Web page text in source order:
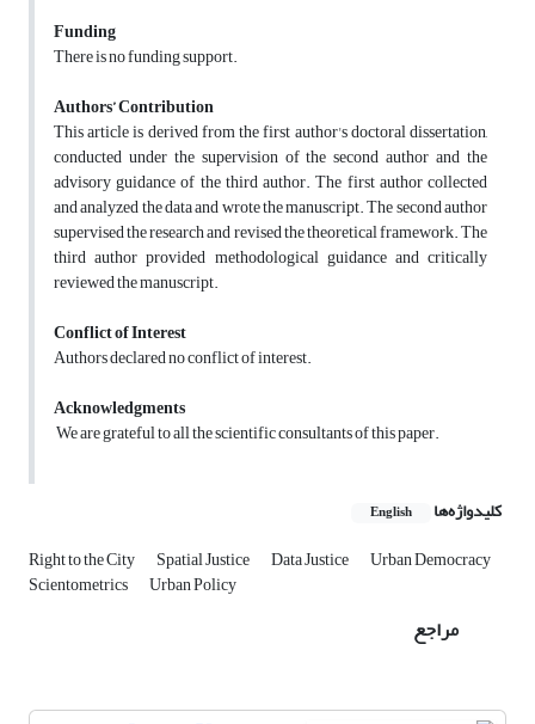
Funding
There is no funding support.
Authors’ Contribution
This article is derived from the first author's doctoral dissertation,
conducted under the supervision of the second author and the
advisory guidance of the third author. The first author collected
and analyzed the data and wrote the manuscript. The second author
supervised the research and revised the theoretical framework. The
third author provided methodological guidance and critically
reviewed the manuscript.
Conflict of Interest
Authors declared no conflict of interest.
Acknowledgments
We are grateful to all the scientific consultants of this paper.
کلیدواژه‌ها English
Right to the City Spatial Justice Data Justice Urban Democracy
Scientometrics Urban Policy
مراجع